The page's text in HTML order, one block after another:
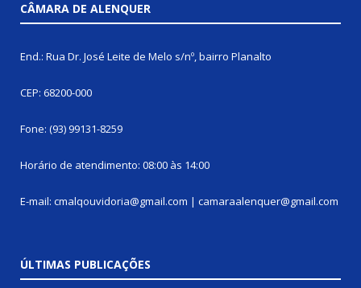
CÂMARA DE ALENQUER
End.: Rua Dr. José Leite de Melo s/nº, bairro Planalto
CEP: 68200-000
Fone: (93) 99131-8259
Horário de atendimento: 08:00 às 14:00
E-mail: cmalqouvidoria@gmail.com | camaraalenquer@gmail.com
ÚLTIMAS PUBLICAÇÕES